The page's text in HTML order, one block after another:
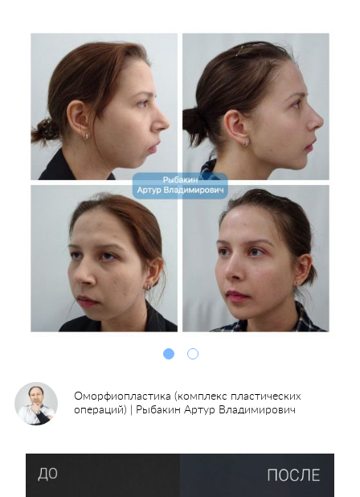
Оморфиопластика (комплекс пластических
операций) | Рыбакин Артур Владимирович